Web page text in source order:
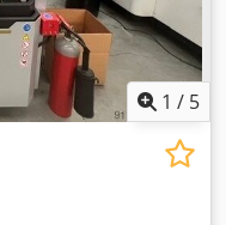
1 / 5